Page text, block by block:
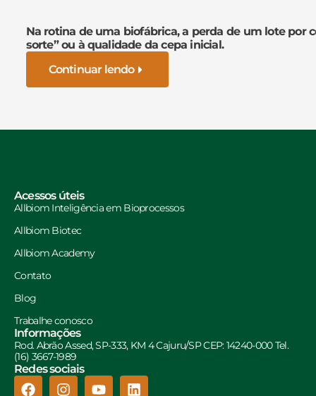
Na rotina de uma biofábrica, a perda de um lote por
sorte” ou à qualidade da cepa inicial.
Continuar lendo
Acessos úteis
Allbiom Inteligência em Bioprocessos
Allbiom Biotec
Allbiom Academy
Contato
Blog
Trabalhe conosco
Informações
Rod. Abrão Assed, SP-333, KM 4 Cajuru/SP CEP: 14240-000 Tel.
(16) 3667-1989
Redes sociais